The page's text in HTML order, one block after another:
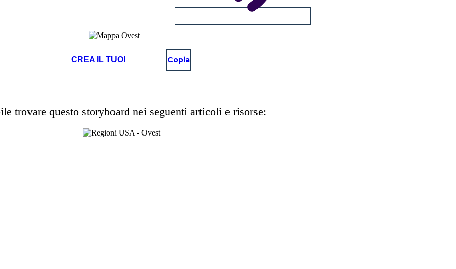
CREA IL TUO! Copia
trovare questo storyboard nei seguenti articoli e risorse: